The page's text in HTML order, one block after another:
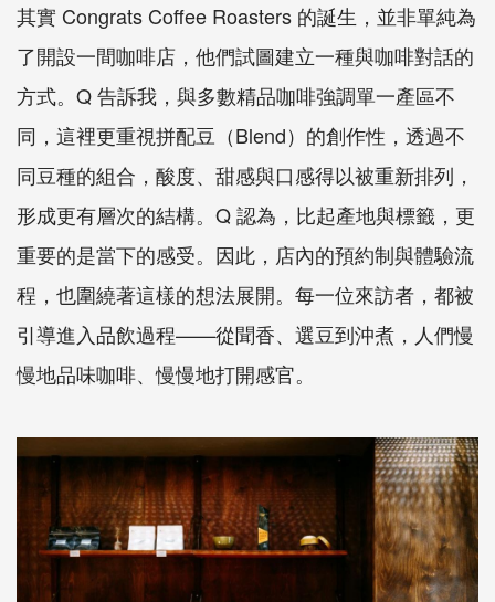
其實 Congrats Coffee Roasters 的誕生，並非單純為
了開設一間咖啡店，他們試圖建立一種與咖啡對話的
方式。Q 告訴我，與多數精品咖啡強調單一產區不
同，這裡更重視拼配豆（Blend）的創作性，透過不
同豆種的組合，酸度、甜感與口感得以被重新排列，
形成更有層次的結構。Q 認為，比起產地與標籤，更
重要的是當下的感受。因此，店內的預約制與體驗流
程，也圍繞著這樣的想法展開。每一位來訪者，都被
引導進入品飲過程——從聞香、選豆到沖煮，人們慢
慢地品味咖啡、慢慢地打開感官。